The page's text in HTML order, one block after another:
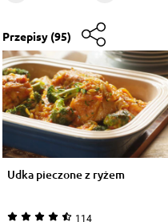
Przepisy (95)
Udka pieczone z ryżem
114